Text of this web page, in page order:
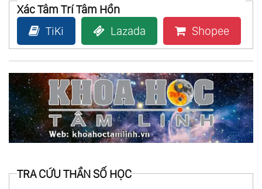
Xác Tâm Trí Tâm Hồn
TiKi
Lazada Shopee
TRA CỨU THẦN SỐ HỌC